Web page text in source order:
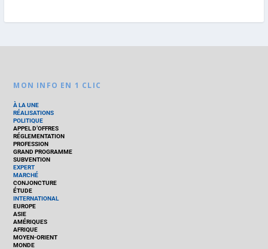
MON INFO EN 1 CLIC
À LA UNE
RÉALISATIONS
POLITIQUE
APPEL D’OFFRES
RÉGLEMENTATION
PROFESSION
GRAND PROGRAMME
SUBVENTION
EXPERT
MARCHÉ
CONJONCTURE
ÉTUDE
INTERNATIONAL
EUROPE
ASIE
AMÉRIQUES
AFRIQUE
MOYEN-ORIENT
MONDE